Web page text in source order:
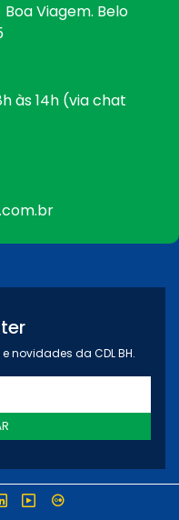
Viagem. Belo
às 14h (via chat
novidades da CDL BH.